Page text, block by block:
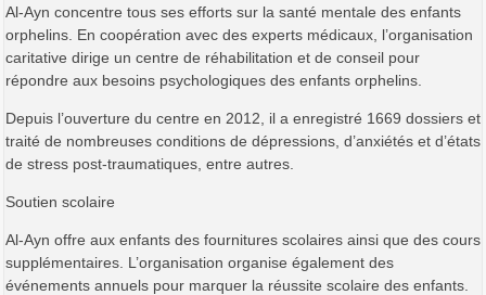
Al-Ayn concentre tous ses efforts sur la santé mentale des enfants
orphelins. En coopération avec des experts médicaux, l’organisation
caritative dirige un centre de réhabilitation et de conseil pour
répondre aux besoins psychologiques des enfants orphelins.
Depuis l’ouverture du centre en 2012, il a enregistré 1669 dossiers et
traité de nombreuses conditions de dépressions, d’anxiétés et d’états
de stress post-traumatiques, entre autres.
Soutien scolaire
Al-Ayn offre aux enfants des fournitures scolaires ainsi que des cours
supplémentaires. L’organisation organise également des
événements annuels pour marquer la réussite scolaire des enfants.